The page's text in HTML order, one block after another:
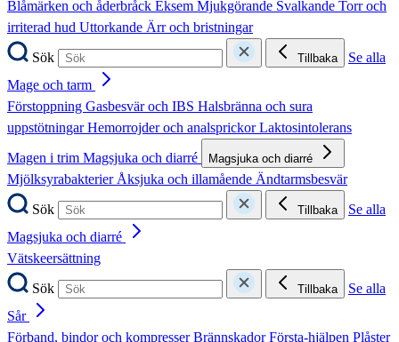
Blåmärken och åderbråck Eksem Mjukgörande Svalkande Torr och
irriterad hud Uttorkande Ärr och bristningar
Sök
Tillbaka
Se alla
Mage och tarm
Förstoppning Gasbesvär och IBS Halsbränna och sura
uppstötningarHemorrojder och analsprickorLaktosintolerans
Magen i trim Magsjuka och diarré Magsjuka och diarré
MjölksyrabakterierÅksjuka och illamående Ändtarmsbesvär
Sök
Tillbaka
Se alla
Magsjuka och diarré
Vätskeersättning
Sök
Tillbaka
Se alla
Sår
Förband, bindor och kompresserBrännskadorFörsta-hjälpen Plåster